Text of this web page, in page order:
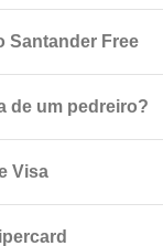
Santander Free
de um pedreiro?
Visa